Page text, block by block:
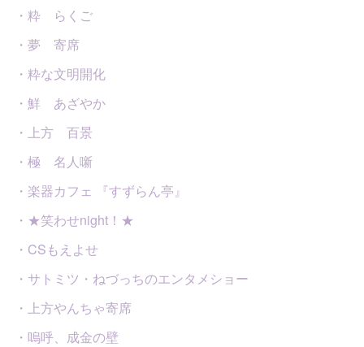
・粋 らくご
・夢 寄席
・粋な文明開化
・鮮 あざやか
・上方 百景
・極 名人噺
・楽器カフェ 『すずらん亭』
・★笑わせnight！★
・CSもえよせ
・サトミツ・ねづっちのエンタメショー
・上方やんちゃ寄席
・嗚呼、成金の壁